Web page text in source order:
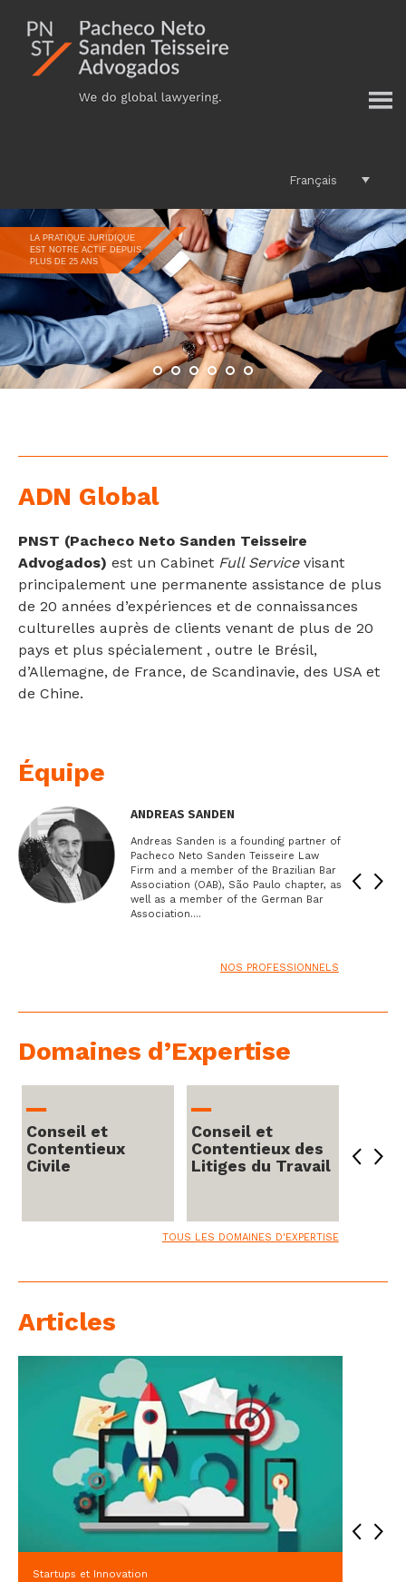
contenu
principal
Additional
menu
Français
LA PRATIQUE JURIDIQUE
EST NOTRE ACTIF DEPUIS
PLUS DE 25 ANS
ADN Global
PNST (Pacheco Neto Sanden Teisseire
Advogados) est un Cabinet Full Servicevisant
principalement une permanente assistance de plus
de 20 années d’expériences et de connaissances
culturelles auprès de clients venant de plus de 20
pays et plus spécialement , outre le Brésil,
d’Allemagne, de France, de Scandinavie, des USA et
de Chine.
Équipe
ANDREAS SANDEN
Andreas Sanden is a founding partner of
Pacheco Neto Sanden Teisseire Law
Firm and a member of the Brazilian Bar
Association (OAB), São Paulo chapter, as
well as a member of the German Bar
Association....
NOS PROFESSIONNELS
Domaines d’Expertise
‒
Conseil et
Contentieux
Civile
‒
Conseil et
Contentieux des
Litiges du Travail
Fiscal
TOUS LES DOMAINES D'EXPERTISE
Articles
Startups et Innovation